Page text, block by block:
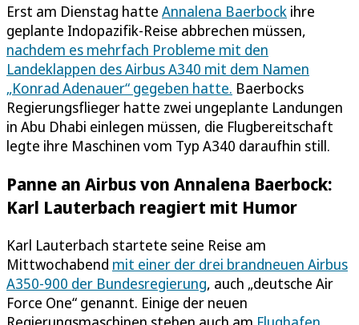
Erst am Dienstag hatte Annalena Baerbock ihre
geplante Indopazifik-Reise abbrechen müssen,
nachdem es mehrfach Probleme mit den
Landeklappen des Airbus A340 mit dem Namen
„Konrad Adenauer“ gegeben hatte. Baerbocks
Regierungsflieger hatte zwei ungeplante Landungen
in Abu Dhabi einlegen müssen, die Flugbereitschaft
legte ihre Maschinen vom Typ A340 daraufhin still.
Panne an Airbus von Annalena Baerbock:
Karl Lauterbach reagiert mit Humor
Karl Lauterbach startete seine Reise am
Mittwochabend mit einer der drei brandneuen Airbus
A350-900 der Bundesregierung, auch „deutsche Air
Force One“ genannt. Einige der neuen